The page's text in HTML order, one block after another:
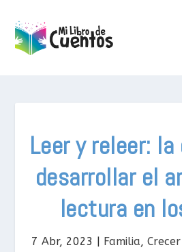
Leer y releer:
desarrollar el
lectura en
7 Abr, 2023 | Familia,